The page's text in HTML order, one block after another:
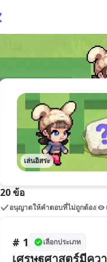
เล่นอิสระ
20 ข้อ
อนุญาตให้คำตอบที่ไม่ถูกต้อง
# 1 เลือกประเภท
เศรษฐศาสตร์มีคว